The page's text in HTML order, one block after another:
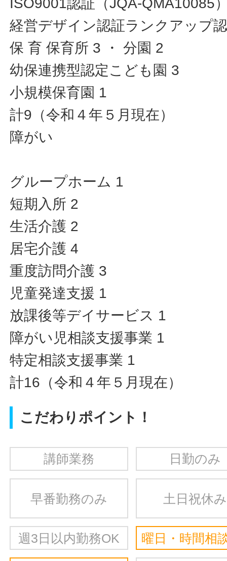
ISO9001認証（JQA-QMA10085
経営デザイン認証ランクアップ
保 育 保育所 3 ・ 分園 2
幼保連携型認定こども園 3
小規模保育園 1
計9（令和４年５月現在）
障がい
グループホーム 1
短期入所 2
生活介護 2
居宅介護 4
重度訪問介護 3
児童発達支援 1
放課後等デイサービス 1
障がい児相談支援事業 1
特定相談支援事業 1
計16（令和４年５月現在）
こだわりポイント！
講師業務 日勤のみ
早番勤務のみ 土日祝休み
週3日以内勤務OK 曜日・時間相